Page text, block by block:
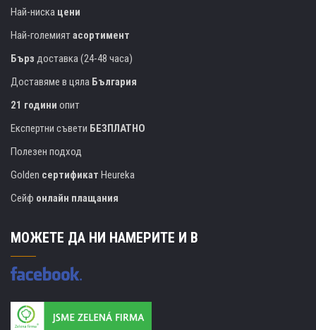
Най-ниска цени
Най-големиятасортимент
Бърз доставка (24-48 часа)
Доставяме в цяла България
21 години опит
Експертни съвети БЕЗПЛАТНО
Полезен подход
Golden сертификат Heureka
Сейф онлайн плащания
МОЖЕТЕ ДА НИ НАМЕРИТЕ И В